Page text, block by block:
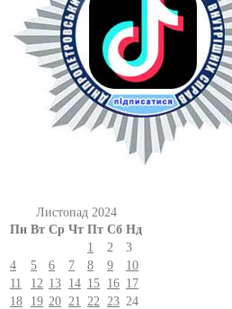
Листопад 2024
Пн Вт Ср Чт Пт Сб Нд
1
2
3
4
5 6 7 8 9
10
11
12 13 14 15 16 17
18
19 20 21 22 23 24